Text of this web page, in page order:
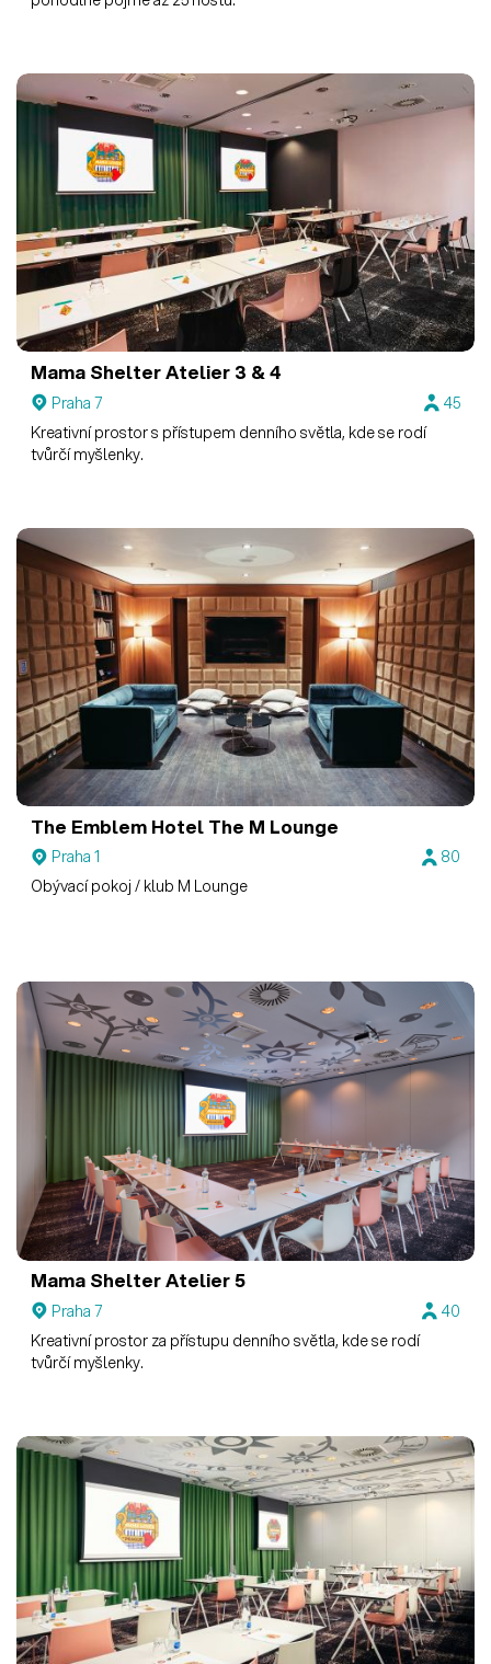
Mama ShelterAtelier 3 & 4
Praha 7
45
Kreativní prostor s přístupem denního světla, kde se rodí
tvůrčí myšlenky.
The Emblem Hotel The M Lounge
Praha 1
80
Obývací pokoj / klub M Lounge
Mama ShelterAtelier 5
Praha 7
40
Kreativní prostor za přístupu denního světla, kde se rodí
tvůrčí myšlenky.